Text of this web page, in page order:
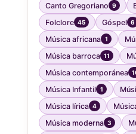
Canto Gregoriano 9
Folclore 45 Góspel 6
Música africana 1
Música barroca 11
Música contemporánea
Música Infantil 1
Música lírica 4
Música moderna 3